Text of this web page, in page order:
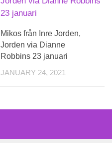
Mikos från Inre Jorden,
Jorden via Dianne
Robbins 23 januari
JANUARY 24, 2021